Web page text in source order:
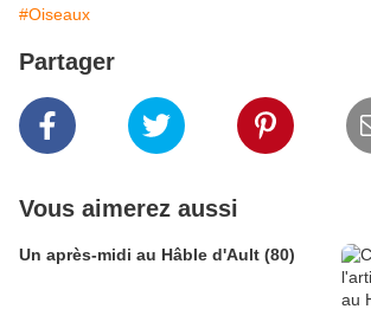
#Oiseaux
Partager
Vous aimerez aussi
Un après-midi au Hâble d'Ault (80)